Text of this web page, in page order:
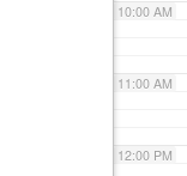
10:00 AM
11:00 AM
12:00 PM